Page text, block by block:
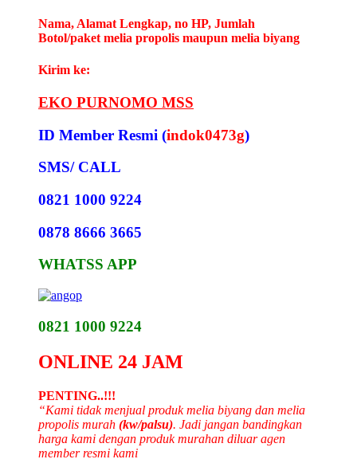
Nama, Alamat Lengkap, no HP, Jumlah
Botol/paket melia propolis maupun melia biyang
Kirim ke:
EKO PURNOMO MSS
ID Member Resmi (indok0473g)
SMS/ CALL
0821 1000 9224
0878 8666 3665
WHATSS APP
0821 1000 9224
ONLINE 24 JAM
PENTING..!!!
“Kami tidak menjual produk melia biyang dan melia
propolis murah (kw/palsu). Jadi jangan bandingkan
harga kami dengan produk murahan diluar agen
member resmi kami